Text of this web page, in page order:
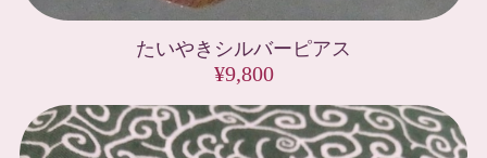
たいやきシルバーピアス
¥9,800